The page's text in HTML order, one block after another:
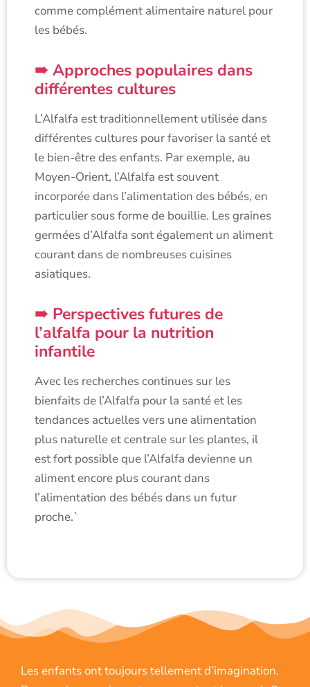
comme complément alimentaire naturel pour
les bébés.
Approches populaires dans
différentes cultures
L’Alfalfa est traditionnellement utilisée dans
différentes cultures pour favoriser la santé et
le bien-être des enfants. Par exemple, au
Moyen-Orient, l’Alfalfa est souvent
incorporée dans l’alimentation des bébés, en
particulier sous forme de bouillie. Les graines
germées d’Alfalfa sont également un aliment
courant dans de nombreuses cuisines
asiatiques.
Perspectives futures de
l’alfalfa pour la nutrition
infantile
Avec les recherches continues sur les
bienfaits de l’Alfalfa pour la santé et les
tendances actuelles vers une alimentation
plus naturelle et centrale sur les plantes, il
est fort possible que l’Alfalfa devienne un
aliment encore plus courant dans
l’alimentation des bébés dans un futur
proche.`
Les enfants ont toujours tellement d’imagination.